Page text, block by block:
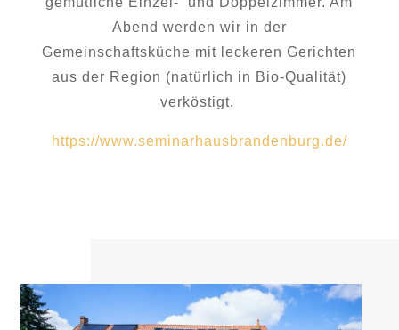
Abend werden wir in der
Gemeinschaftsküche mit leckeren Gerichten
aus der Region (natürlich in Bio-Qualität)
verköstigt.
https://www.seminarhausbrandenburg.de/